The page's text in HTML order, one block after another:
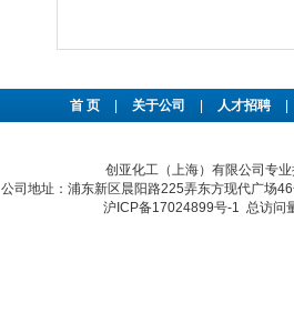
首 页 关于公司 人才招聘
创亚化工（上海）有限公司专
公司地址：浦东新区晨阳路225弄东方现代广场
沪ICP备17024899号-1 总访问